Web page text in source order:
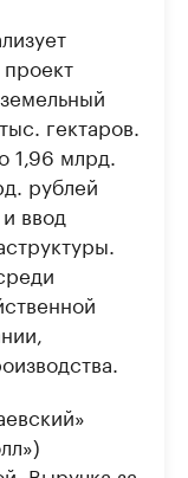
гектаров.
1,96 млрд.
рублей
ввод